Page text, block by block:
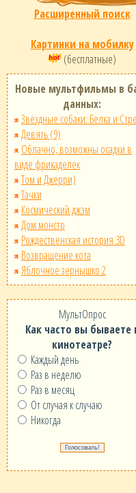
Расширенный поиск
Картинки на мобилку
(бесплатные)
Новые мультфильмы в
данных:
Звёздные собаки: Белка и
Девять (9)
Облачно, возможны осадки в
виде фрикаделек
Том и Джерри)
Тачки
Космический джэм
Дом монстр
Рождественская история 3D
Возвращение кота
Яблочное зернышко 2
МультОпрос
Как часто вы бываете
кинотеатре?
Каждый день
Раз в неделю
Раз в месяц
От случая к случаю
Никогда